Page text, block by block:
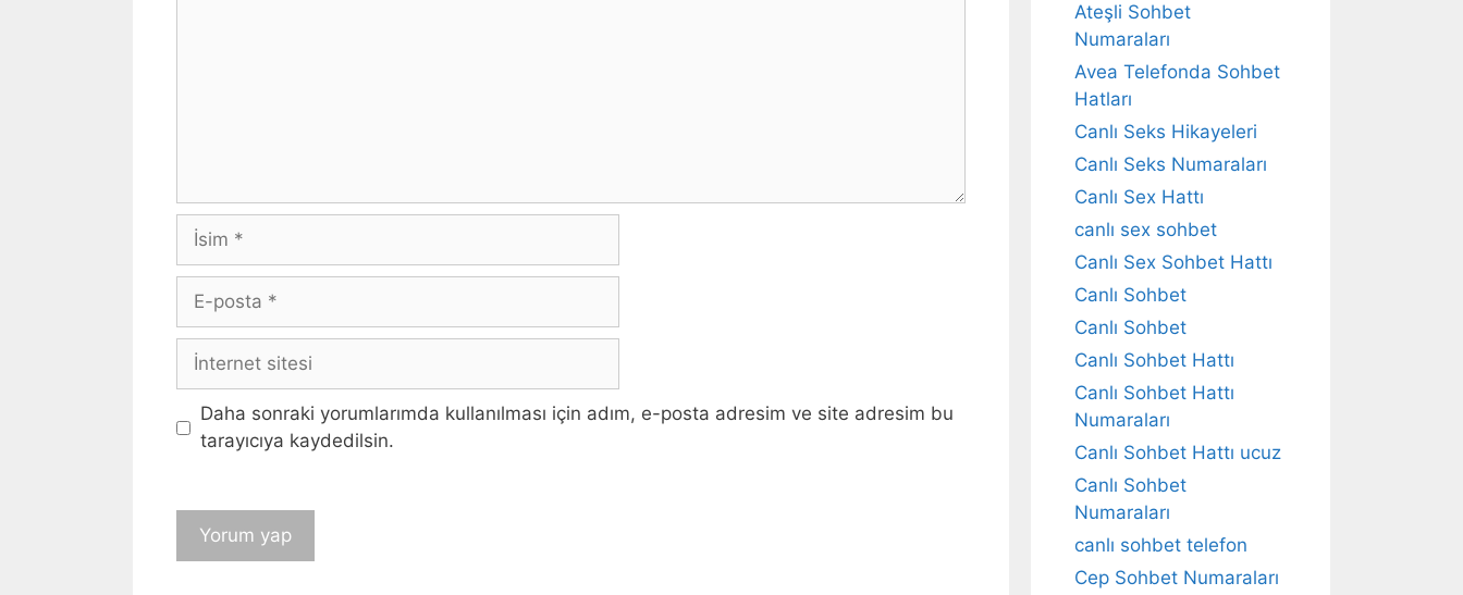
İsim
posta
İnternet
Daha sonraki yorumlarımda kullanılması için adım, e-posta adresim ve site adresim bu
tarayıcıya kaydedilsin.
Ateşli Sohbet
Numaraları
Avea Telefonda Sohbet
Hatları
Canlı Seks Hikayeleri
Canlı Seks Numaraları
Canlı Sex Hattı
canlı sex sohbet
Canlı Sex Sohbet Hattı
Canlı Sohbet
Canlı Sohbet
Canlı Sohbet Hattı
Canlı Sohbet Hattı
Numaraları
Canlı Sohbet Hattı ucuz
Canlı Sohbet
Numaraları
canlı sohbet telefon
Cep Sohbet Numaraları